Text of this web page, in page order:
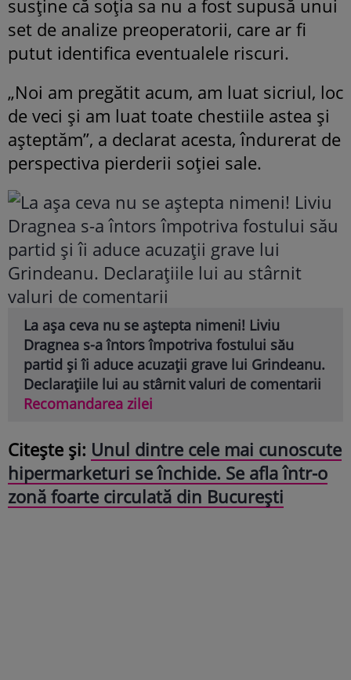
susține că soția sa nu a fost supusă unui
set de analize preoperatorii, care ar fi
putut identifica eventualele riscuri.
„Noi am pregătit acum, am luat sicriul, loc
de veci și am luat toate chestiile astea și
așteptăm”, a declarat acesta, îndurerat de
perspectiva pierderii soției sale.
La așa ceva nu se aștepta nimeni! Liviu
Dragnea s-a întors împotriva fostului său
partid și îi aduce acuzații grave lui Grindeanu.
Declarațiile lui au stârnit valuri de comentarii
Recomandarea zilei
Citește și: Unul dintre cele mai cunoscute
hipermarketuri se închide. Se afla într-o
zonă foarte circulată din București